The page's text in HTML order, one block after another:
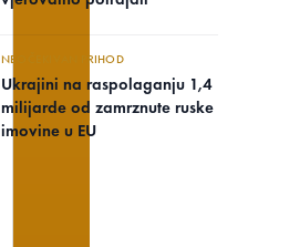
NEOČEKIVAN PRIHOD
Ukrajini na raspolaganju 1,4
milijarde od zamrznute ruske
imovine u EU